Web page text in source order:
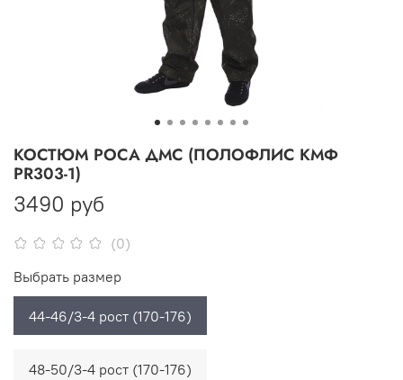
(0)
КОСТЮМ РОСА ДМС (ПОЛОФЛИС КМФ
PR303-1)
3490 руб
Выбрать размер
44-46/3-4 рост (170-176)
48-50/3-4 рост (170-176)